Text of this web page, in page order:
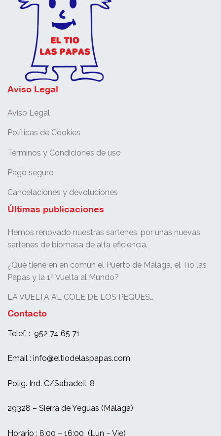
Aviso Legal
Aviso Legal
Políticas de Cookies
Términos y Condiciones de uso
Pago seguro
Cancelaciones y devoluciones
Últimas publicaciones
Hemos renovado nuestras sartenes, por unas nuevas
sartenes de biomasa de alta eficiencia.
¿Qué tiene en en común el Puerto de Málaga, el Tío las
Papas y la 1ª Vuelta al Mundo?
LA VUELTA AL COLE DE LOS PEQUES…
Contacto
Telef. : 952 74 65 71
Email : info@eltiodelaspapas.com
Polig. Ind. C/Sabadell, 8
29328 – Sierra de Yeguas (Málaga)
Horario : 8:00 – 16:00 (Lun – Vie)